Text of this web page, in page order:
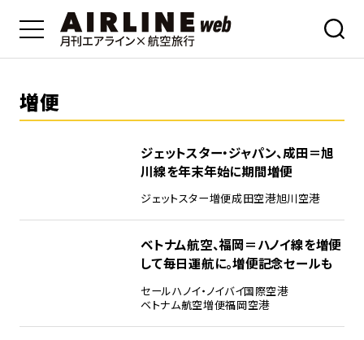
増便
ジェットスター・ジャパン、成田＝旭
川線を年末年始に期間増便
ジェットスター増便成田空港旭川空港
ベトナム航空、福岡＝ハノイ線を増便
して毎日運航に。増便記念セールも
セールハノイ・ノイバイ国際空港
ベトナム航空増便福岡空港